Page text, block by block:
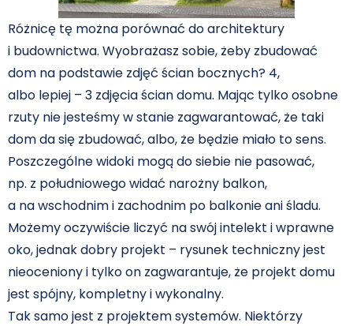
Różnicę tę można porównać do architektury
i budownictwa. Wyobrażasz sobie, żeby zbudować
dom na podstawie zdjęć ścian bocznych? 4,
albo lepiej – 3 zdjęcia ścian domu. Mając tylko osobne
rzuty nie jesteśmy w stanie zagwarantować, że taki
dom da się zbudować, albo, że będzie miało to sens.
Poszczególne widoki mogą do siebie nie pasować,
np. z południowego widać narożny balkon,
a na wschodnim i zachodnim po balkonie ani śladu.
Możemy oczywiście liczyć na swój intelekt i wprawne
oko, jednak dobry projekt – rysunek techniczny jest
nieoceniony i tylko on zagwarantuje, że projekt domu
jest spójny, kompletny i wykonalny.
Tak samo jest z projektem systemów. Niektórzy